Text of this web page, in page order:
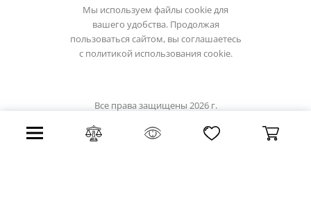
Мы используем файлы cookie для
вашего удобства. Продолжая
пользоваться сайтом, вы соглашаетесь
с политикой использования cookie.
Все права защищены 2026 г.